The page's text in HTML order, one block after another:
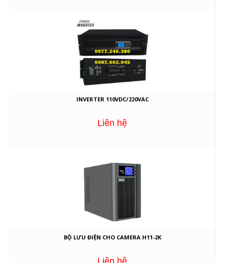
INVERTER 110VDC/220VAC
Liên hệ
BỘ LƯU ĐIỆN CHO CAMERA H11-2K